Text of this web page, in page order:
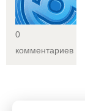
0
комментариев